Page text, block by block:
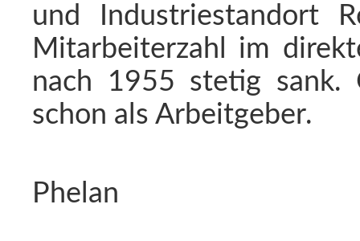
und Industriestandort
Mitarbeiterzahl im
nach 1955 stetig sank.
schon als Arbeitgeber.
Phelan